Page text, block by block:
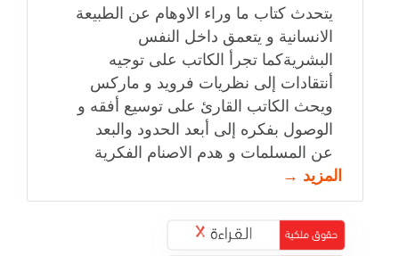
يتحدث كتاب ما وراء الاوهام عن الطبيعة
الانسانية و يتعمق داخل النفس
البشريةكما تجرأ الكاتب على توجيه
أنتقادات إلى نظريات فرويد و ماركس
ويحث الكاتب القارئ على توسيع أفقه و
الوصول بفكره إلى أبعد الحدود والبعد
عن المسلمات و هدم الاصنام الفكرية
المزيد →